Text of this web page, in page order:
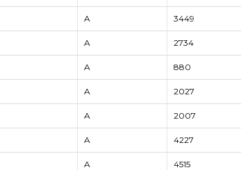
A 3449
A 2734
A 880
A 2027
A 2007
A 4227
A 4515